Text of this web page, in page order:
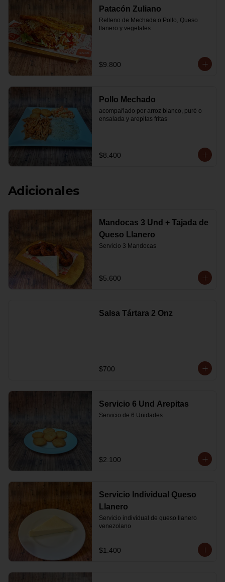
Patacón Zuliano
Relleno de Mechada o Pollo, Queso
llanero y vegetales
$9.800
Pollo Mechado
acompañado por arroz blanco, puré o
ensalada y arepitas fritas
$8.400
Adicionales
Mandocas 3 Und + Tajada de
Queso Llanero
Servicio 3 Mandocas
$5.600
Salsa Tártara 2 Onz
$700
Servicio 6 Und Arepitas
Servicio de 6 Unidades
$2.100
Servicio Individual Queso
Llanero
Servicio individual de queso llanero
venezolano
$1.400